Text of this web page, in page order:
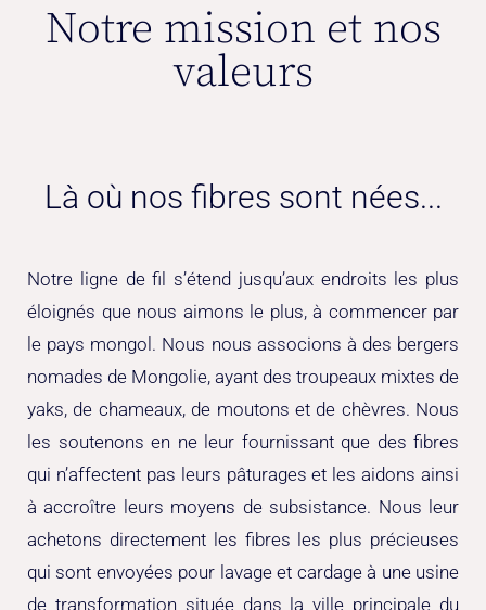
Notre mission et nos
valeurs
Là où nos fibres sont nées...
Notre ligne de fil s’étend jusqu’aux endroits les plus
éloignés que nous aimons le plus, à commencer par
le pays mongol. Nous nous associons à des bergers
nomades de Mongolie, ayant des troupeaux mixtes de
yaks, de chameaux, de moutons et de chèvres. Nous
les soutenons en ne leur fournissant que des fibres
qui n’affectent pas leurs pâturages et les aidons ainsi
à accroître leurs moyens de subsistance. Nous leur
achetons directement les fibres les plus précieuses
qui sont envoyées pour lavage et cardage à une usine
de transformation située dans la ville principale du